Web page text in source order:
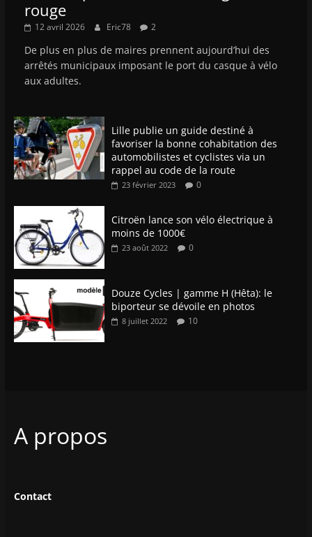
rouge
12 avril 2026 Eric78 2
De plus en plus de maires prennent aujourd’hui des
arrêtés municipaux imposant le port du casque à vélo
aux adultes.
Lille publie un guide destiné à
favoriser la bonne cohabitation des
automobilistes et cyclistes via un
rappel au code de la route
23 février 2023 0
Citroën lance son vélo électrique à
moins de 1000€
23 août 2022 0
Douze Cycles | gamme H (Hêta): le
biporteur se dévoile en photos
8 juillet 2022 10
A propos
Contact